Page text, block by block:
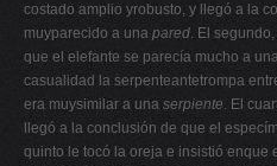
costado amplio yrobusto, y llegó a la
muyparecido a una pared. El
que el elefante se parecía mucho a
casualidad la serpenteantetrompa
era muysimilar a una serpiente. El
llegó a la conclusión de que el
quinto le tocó la oreja e insistió enque